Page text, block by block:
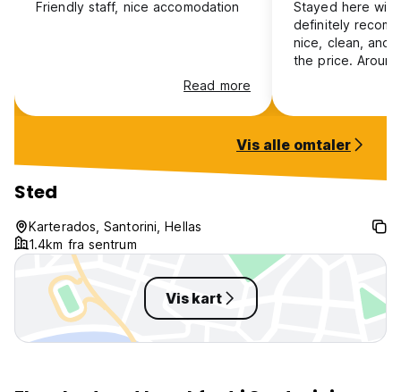
Friendly staff, nice accomodation
Read more
Stayed here
definitely
nice, clean, and
the price.
distance. Stella
busses worked
Santorini I’ll
Vis alle omtaler
Sted
Karterados, Santorini, Hellas
1.4km fra sentrum
Vis kart